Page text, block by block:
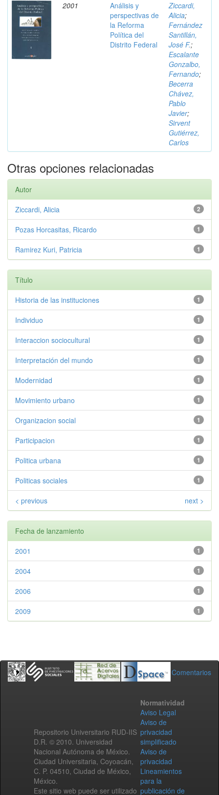
2001
Análisis y
perspectivas de
la Reforma
Política del
Distrito Federal
Ziccardi,
Alicia;
Fernández
Santillán,
José F.;
Escalante
Gonzalbo,
Fernando;
Becerra
Chávez,
Pablo
Javier;
Sirvent
Gutiérrez,
Carlos
Otras opciones relacionadas
Autor
2
Ziccardi, Alicia
1
Pozas Horcasitas, Ricardo
1
Ramirez Kuri, Patricia
Título
1
Historia de las instituciones
1
Individuo
1
Interaccion sociocultural
1
Interpretación del mundo
1
Modernidad
1
Movimiento urbano
1
Organizacion social
1
Participacion
1
Politica urbana
1
Politicas sociales
< previous next >
Fecha de lanzamiento
1
2001
1
2004
1
2006
1
2009
Comentarios
Repositorio Universitario RUD-IIS
D.R. © 2010. Universidad
Nacional Autónoma de México.
Ciudad Universitaria, Coyoacán,
C. P. 04510, Ciudad de México,
México.
Este sitio web puede ser utilizado
Normatividad
Aviso Legal
Aviso de
privacidad
simplificado
Aviso de
privacidad
Lineamientos
para la
publicación de